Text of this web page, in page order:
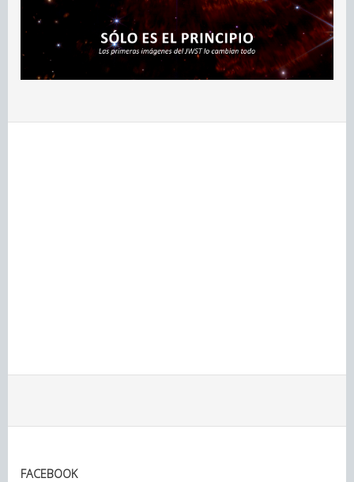
FACEBOOK